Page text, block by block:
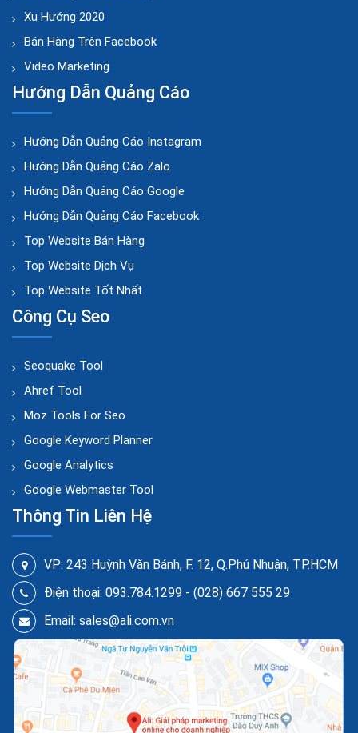
Xu Hướng 2020
Bán Hàng Trên Facebook
Video Marketing
Hướng Dẫn Quảng Cáo
Hướng Dẫn Quảng Cáo Instagram
Hướng Dẫn Quảng Cáo Zalo
Hướng Dẫn Quảng Cáo Google
Hướng Dẫn Quảng Cáo Facebook
Top Website Bán Hàng
Top Website Dịch Vụ
Top Website Tốt Nhất
Công Cụ Seo
Seoquake Tool
Ahref Tool
Moz Tools For Seo
Google Keyword Planner
Google Analytics
Google Webmaster Tool
Thông Tin Liên Hệ
VP: 243 Huỳnh Văn Bánh, F. 12, Q.Phú Nhuận, TP.HCM
Điện thoại: 093.784.1299 - (028) 667 555 29
Email: sales@ali.com.vn